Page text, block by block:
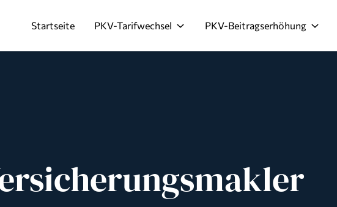
Startseite PKV-Tarifwechsel PKV-Beitragserhöhung